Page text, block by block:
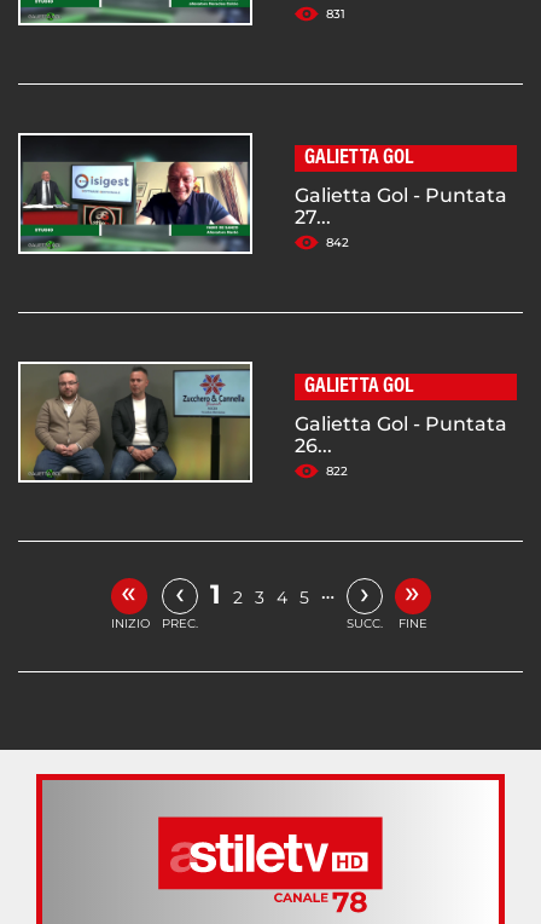
831
GALIETTA GOL
Galietta Gol - Puntata
27...
842
GALIETTA GOL
Galietta Gol - Puntata
26...
822
«
INIZIO
‹
PREC.
1 2 3 4 5 … ›
SUCC.
»
FINE